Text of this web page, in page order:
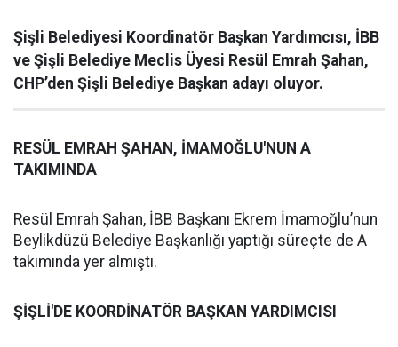
Şişli Belediyesi Koordinatör Başkan Yardımcısı, İBB
ve Şişli Belediye Meclis Üyesi Resül Emrah Şahan,
CHP’den Şişli Belediye Başkan adayı oluyor.
RESÜL EMRAH ŞAHAN, İMAMOĞLU'NUN A
TAKIMINDA
Resül Emrah Şahan, İBB Başkanı Ekrem İmamoğlu’nun
Beylikdüzü Belediye Başkanlığı yaptığı süreçte de A
takımında yer almıştı.
ŞİŞLİ'DE KOORDİNATÖR BAŞKAN YARDIMCISI